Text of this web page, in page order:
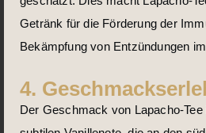
Getränk für die Förderung der
Bekämpfung von Entzündungen
4.
Der Geschmack von Lapacho-